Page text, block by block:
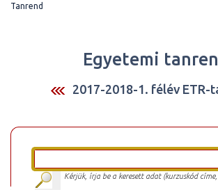
Tanrend
Egyetemi
2017-2018-1. félév ETR-
Kérjük, írja be a keresett adat (kurzuskód